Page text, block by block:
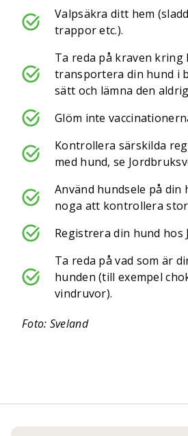
Valpsäkra ditt hem
trappor etc.).
Ta reda på kraven kring
transportera din hund i
sätt och lämna den
Glöm inte
Kontrollera särskilda
med hund, se
Använd hundsele på din
noga att kontrollera
Registrera din hund hos
Ta reda på vad som är
hunden (till exempel
vindruvor).
Foto: Sveland